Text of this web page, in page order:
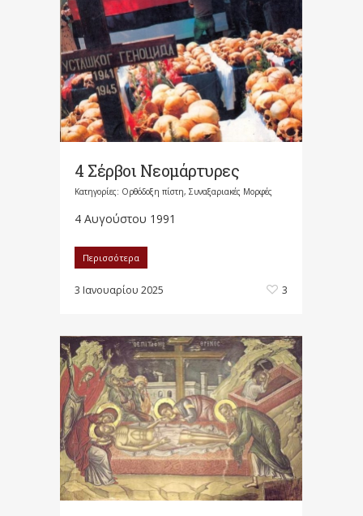
4 Σέρβοι Νεομάρτυρες
Κατηγορίες: Ορθόδοξη πίστη, Συναξαριακές Μορφές
4 Αυγούστου 1991
Περισσότερα
3 Ιανουαρίου 2025 3